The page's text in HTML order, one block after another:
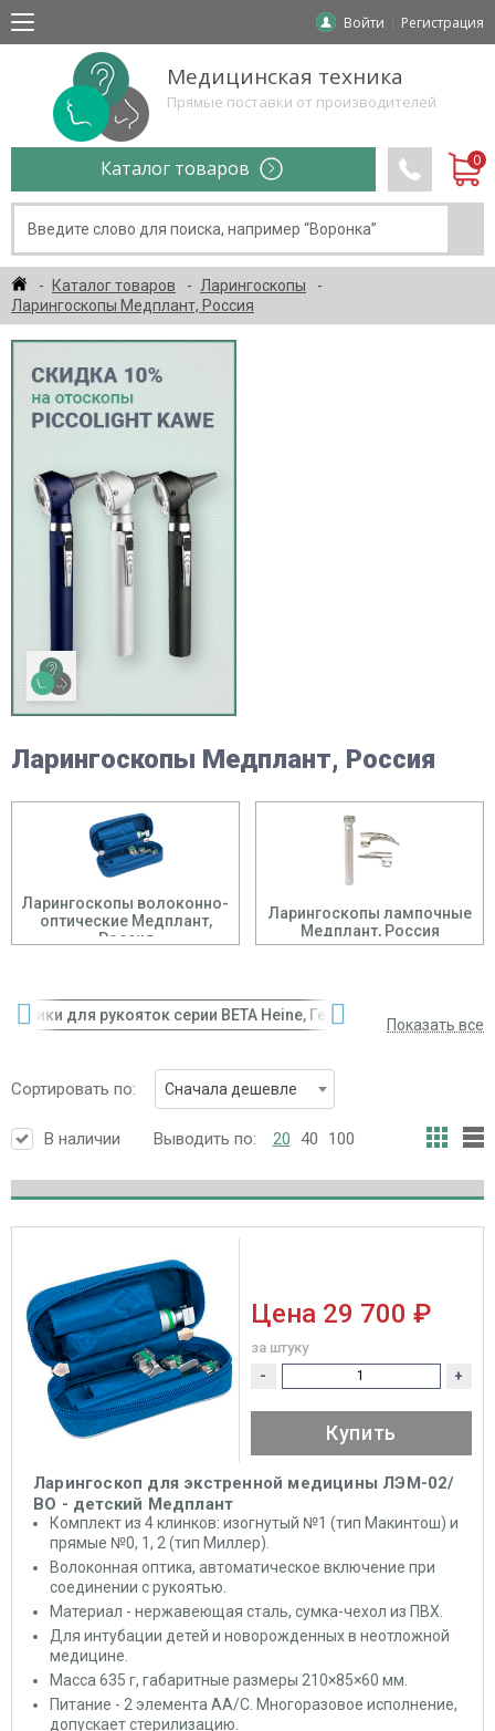
Войти Регистрация
Медицинская техника
Прямые поставки от производителей
Каталог товаров
Каталог товаров
Ларингоскопы
Ларингоскопы Медплант, Россия
Ларингоскопы Медплант, Россия
Ларингоскопы волоконно-
оптические Медплант,
Россия
Ларингоскопы лампочные
Медплант, Россия
для рукояток серии BETA Heine, Германия
Показать все
Сортировать по: Сначала дешевле
В наличии Выводить по: 20 40 100
Ларингоскоп для экстренной медицины ЛЭМ-02/
ВО - детский Медплант
Комплект из 4 клинков: изогнутый №1 (тип Макинтош) и
прямые №0, 1, 2 (тип Миллер).
Волоконная оптика, автоматическое включение при
соединении с рукоятью.
Материал - нержавеющая сталь, сумка-чехол из ПВХ.
Для интубации детей и новорожденных в неотложной
медицине.
Масса 635 г, габаритные размеры 210×85×60 мм.
Питание - 2 элемента АА/С. Многоразовое исполнение,
допускает стерилизацию.
Цена 29 700 ₽
за штуку
- +
Купить